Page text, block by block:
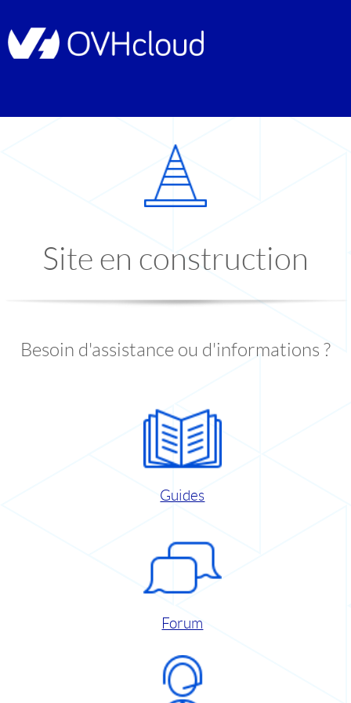
Site en construction
Besoin d'assistance ou d'informations ?
Guides
Forum